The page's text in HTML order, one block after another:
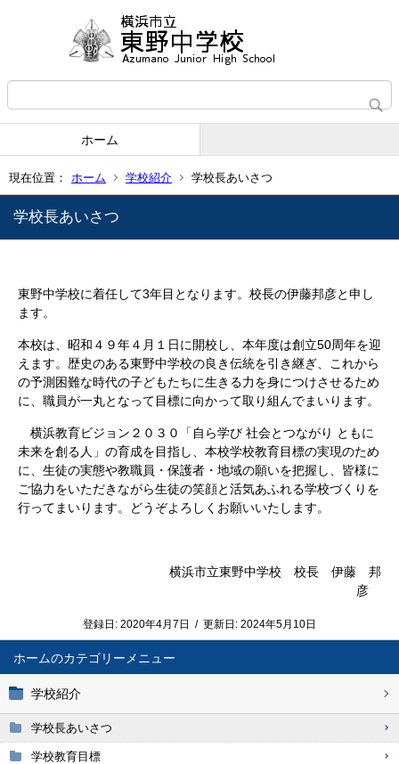
ホーム
現在位置： ホーム 学校紹介 学校長あいさつ
ホーム
学校紹介
学校長あいさつ
学校教育目標
学校長あいさつ
東野中学校に着任して3年目となります。校長の伊藤邦彦と申し
ます。
本校は、昭和４９年４月１日に開校し、本年度は創立50周年を迎
えます。歴史のある東野中学校の良き伝統を引き継ぎ、これから
の予測困難な時代の子どもたちに生きる力を身につけさせるため
に、職員が一丸となって目標に向かって取り組んでまいります。
横浜教育ビジョン２０３０「自ら学び 社会とつながり ともに
未来を創る人」の育成を目指し、本校学校教育目標の実現のため
に、生徒の実態や教職員・保護者・地域の願いを把握し、皆様に
ご協力をいただきながら生徒の笑顔と活気あふれる学校づくりを
行ってまいります。どうぞよろしくお願いいたします。
横浜市立東野中学校 校長 伊藤 邦
彦
登録日: 2020年4月7日 / 更新日: 2024年5月10日